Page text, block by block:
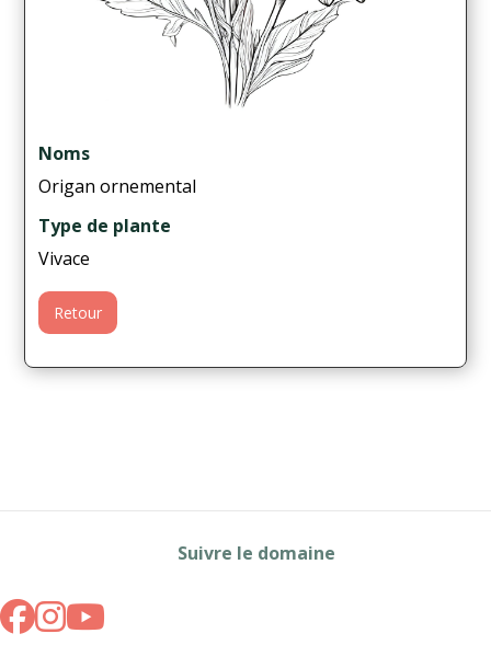
Noms
Origan ornemental
Type de plante
Vivace
Retour
Suivre le domaine